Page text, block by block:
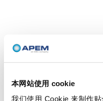
本网站使用 cookie
我们使用 Cookie 来制作